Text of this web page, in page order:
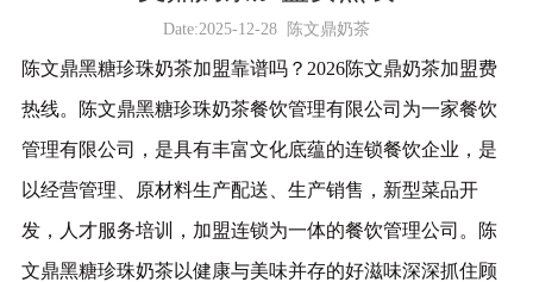
Date:2025-12-28 陈文鼎奶茶
陈文鼎黑糖珍珠奶茶加盟靠谱吗？2026陈文鼎奶茶加盟费
热线。陈文鼎黑糖珍珠奶茶餐饮管理有限公司为一家餐饮
管理有限公司，是具有丰富文化底蕴的连锁餐饮企业，是
以经营管理、原材料生产配送、生产销售，新型菜品开
发，人才服务培训，加盟连锁为一体的餐饮管理公司。陈
文鼎黑糖珍珠奶茶以健康与美味并存的好滋味深深抓住顾